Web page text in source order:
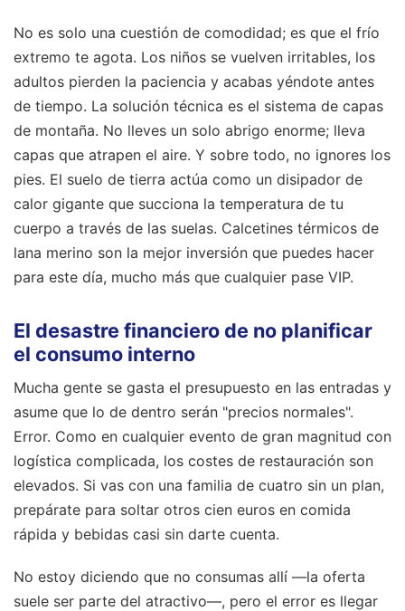
No es solo una cuestión de comodidad; es que el frío
extremo te agota. Los niños se vuelven irritables, los
adultos pierden la paciencia y acabas yéndote antes
de tiempo. La solución técnica es el sistema de capas
de montaña. No lleves un solo abrigo enorme; lleva
capas que atrapen el aire. Y sobre todo, no ignores los
pies. El suelo de tierra actúa como un disipador de
calor gigante que succiona la temperatura de tu
cuerpo a través de las suelas. Calcetines térmicos de
lana merino son la mejor inversión que puedes hacer
para este día, mucho más que cualquier pase VIP.
El desastre financiero de no planificar
el consumo interno
Mucha gente se gasta el presupuesto en las entradas y
asume que lo de dentro serán "precios normales".
Error. Como en cualquier evento de gran magnitud con
logística complicada, los costes de restauración son
elevados. Si vas con una familia de cuatro sin un plan,
prepárate para soltar otros cien euros en comida
rápida y bebidas casi sin darte cuenta.
No estoy diciendo que no consumas allí —la oferta
suele ser parte del atractivo—, pero el error es llegar